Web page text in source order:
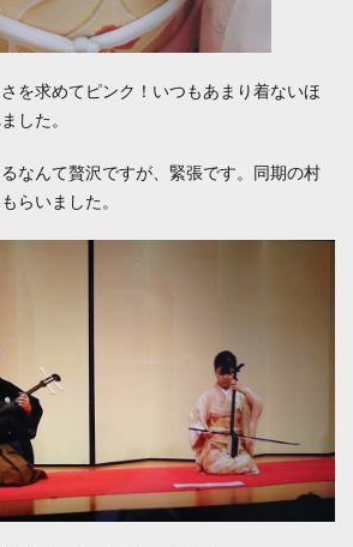
を求めてピンク！いつもあまり着ないほ
した。
なんて贅沢ですが、緊張です。同期の村
らいました。